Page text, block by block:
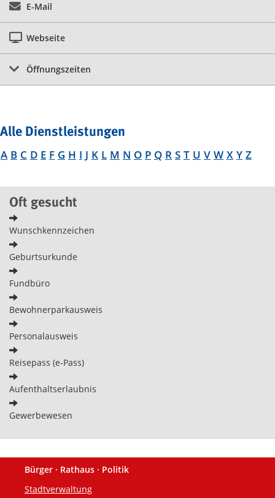
E-Mail
Webseite
Öffnungszeiten
Alle Dienstleistungen
A B C D E F G H I J K L M N O P Q R S T U V W X Y Z
Oft gesucht
Wunschkennzeichen
Geburtsurkunde
Fundbüro
Bewohnerparkausweis
Personalausweis
Reisepass (e-Pass)
Aufenthaltserlaubnis
Gewerbewesen
Fußzeile
Bürger · Rathaus · Politik
Stadtverwaltung